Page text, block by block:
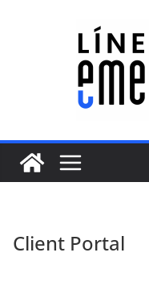
Client Portal